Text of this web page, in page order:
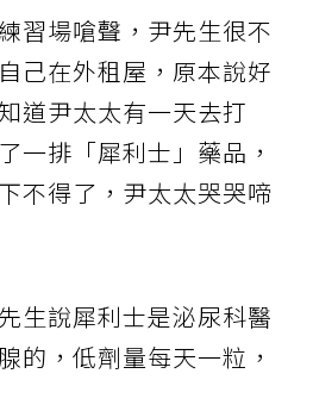
習場嗆聲，尹先生很不
己在外租屋，原本說好
道尹太太有一天去打
一排「犀利士」藥品，
不得了，尹太太哭哭啼
生說犀利士是泌尿科醫
的，低劑量每天一粒，